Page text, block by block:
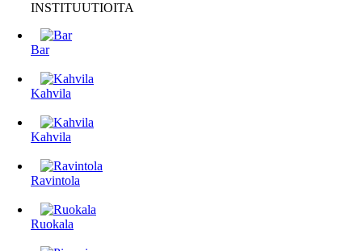
INSTITUUTIOITA
Bar
Kahvila
Kahvila
Ravintola
Ruokala